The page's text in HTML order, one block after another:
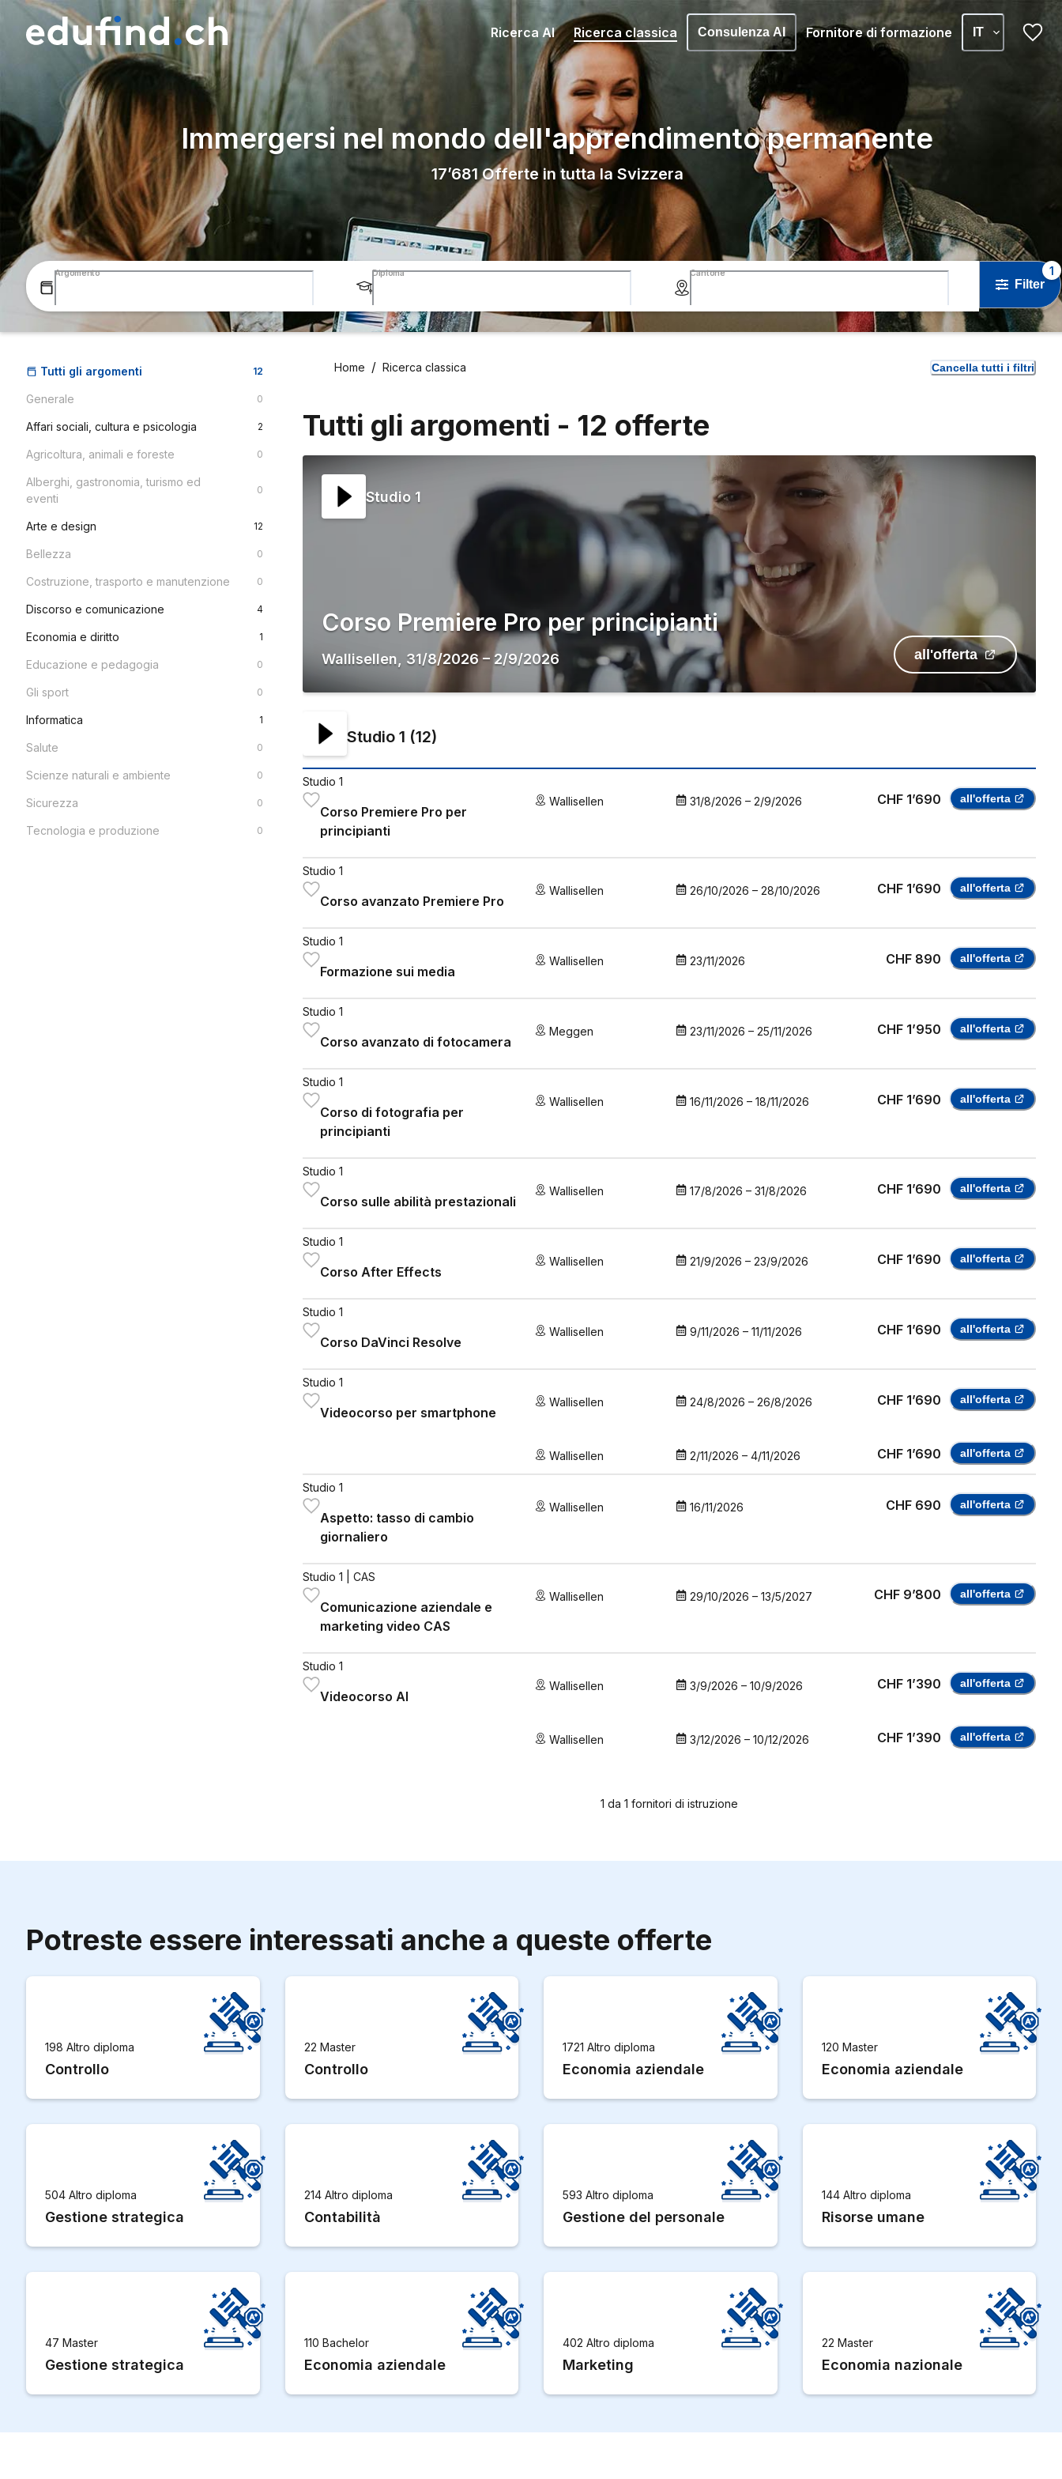
Ricerca AI Ricerca classica Consulenza AI Fornitore di formazione IT
Immergersi nel mondo dell'apprendimento permanente
17’681 Offerte in tutta la Svizzera
Argomento Diploma Cantone
Filter
1
Tutti gli argomenti 12
Generale 0
Affari sociali, cultura e psicologia 2
Agricoltura, animali e foreste 0
Alberghi, gastronomia, turismo ed
eventi
0
Arte e design 12
Bellezza 0
Costruzione, trasporto e manutenzione 0
Discorso e comunicazione 4
Economia e diritto 1
Educazione e pedagogia 0
Gli sport 0
Informatica 1
Salute 0
Scienze naturali e ambiente 0
Sicurezza 0
Tecnologia e produzione 0
Home Ricerca classica Cancella tutti i filtri
Tutti gli argomenti - 12 offerte
Studio 1
Corso Premiere Pro per principianti
Wallisellen 31/8/2026– 2/9/2026 all'offerta
Studio 1 (12)
Studio 1
Corso Premiere Pro per
principianti
Wallisellen 31/8/2026 – 2/9/2026 CHF 1’690 all'offerta
Studio 1
Corso avanzato Premiere Pro
Wallisellen 26/10/2026 – 28/10/2026 CHF 1’690 all'offerta
Studio 1
Formazione sui media
Wallisellen 23/11/2026 CHF 890 all'offerta
Studio 1
Corso avanzato di fotocamera
Meggen 23/11/2026 – 25/11/2026 CHF 1’950 all'offerta
Studio 1
Corso di fotografia per
principianti
Wallisellen 16/11/2026 – 18/11/2026 CHF 1’690 all'offerta
Studio 1
Corso sulle abilità prestazionali
Wallisellen 17/8/2026 – 31/8/2026 CHF 1’690 all'offerta
Studio 1
Corso After Effects
Wallisellen 21/9/2026 – 23/9/2026 CHF 1’690 all'offerta
Studio 1
Corso DaVinci Resolve
Wallisellen 9/11/2026 – 11/11/2026 CHF 1’690 all'offerta
Studio 1
Videocorso per smartphone
Wallisellen 24/8/2026 – 26/8/2026 CHF 1’690 all'offerta
Wallisellen 2/11/2026 – 4/11/2026 CHF 1’690 all'offerta
Studio 1
Aspetto: tasso di cambio
giornaliero
Wallisellen 16/11/2026 CHF 690 all'offerta
Studio 1 | CAS
Comunicazione aziendale e
marketing video CAS
Wallisellen 29/10/2026 – 13/5/2027 CHF 9’800 all'offerta
Studio 1
Videocorso AI
Wallisellen 3/9/2026 – 10/9/2026 CHF 1’390 all'offerta
Wallisellen 3/12/2026 – 10/12/2026 CHF 1’390 all'offerta
1 da 1 fornitori di istruzione
Potreste essere interessati anche a queste offerte
198 Altro diploma
Controllo
22 Master
Controllo
1721 Altro diploma
Economia aziendale
120 Master
Economia aziendale
504 Altro diploma
Gestione strategica
214 Altro diploma
Contabilità
593 Altro diploma
Gestione del personale
144 Altro diploma
Risorse umane
47 Master
Gestione strategica
110 Bachelor
Economia aziendale
402 Altro diploma
Marketing
22 Master
Economia nazionale